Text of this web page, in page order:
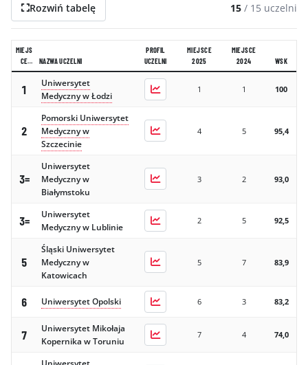
Rozwiń tabelę 15 / 15 uczelni
MIEJS
CE
2026
NAZWA UCZELNI
PROFIL
UCZELNI
MIEJSCE
2025
MIEJSCE
2024
WSK
1
Uniwersytet
Medyczny w Łodzi
1 1 100
2
Pomorski Uniwersytet
Medyczny w
Szczecinie
4 5 95,4
3=
Uniwersytet
Medyczny w
Białymstoku
3 2 93,0
3=
Uniwersytet
Medyczny w Lublinie
2 5 92,5
5
Śląski Uniwersytet
Medyczny w
Katowicach
5 7 83,9
6 Uniwersytet Opolski 6 3 83,2
7
Uniwersytet Mikołaja
Kopernika w Toruniu
7 4 74,0